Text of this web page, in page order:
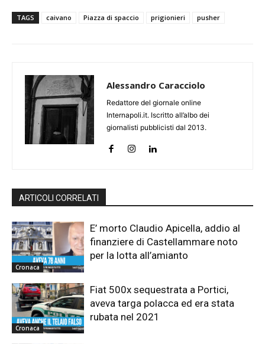
TAGS caivano Piazza di spaccio prigionieri pusher
Alessandro Caracciolo
Redattore del giornale online
Internapoli.it. Iscritto all’albo dei
giornalisti pubblicisti dal 2013.
ARTICOLI CORRELATI
Cronaca
E’ morto Claudio Apicella, addio al
finanziere di Castellammare noto
per la lotta all’amianto
Cronaca
Fiat 500x sequestrata a Portici,
aveva targa polacca ed era stata
rubata nel 2021